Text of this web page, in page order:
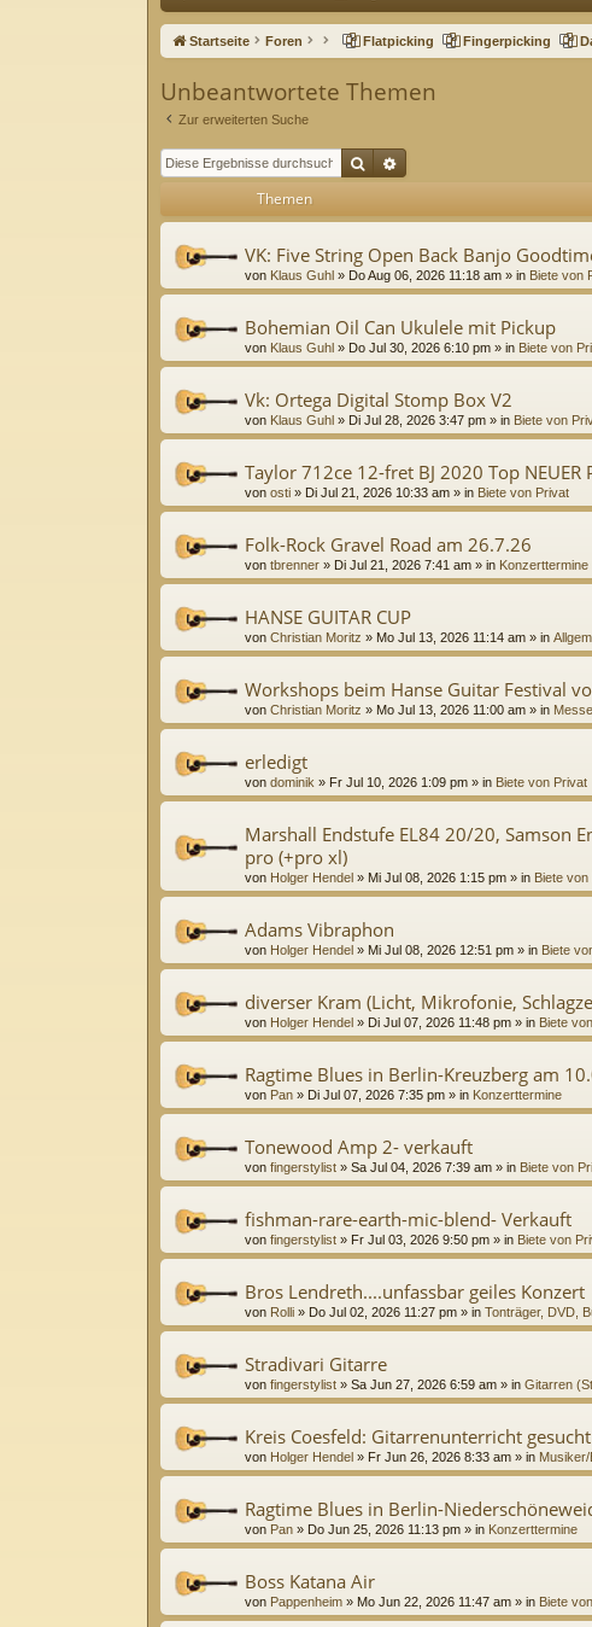
ne
ug
Startseite Foren Flatpicking Fingerpicking
Unbeantwortete Themen
Zur erweiterten Suche
SucheErweiterte Suche
Themen
VK: Five String Open Back Banjo
von Klaus Guhl » Do Aug 06, 2026 11:18 am » in Biete von
Bohemian Oil Can Ukulele mit Pickup
von Klaus Guhl » Do Jul 30, 2026 6:10 pm » in Biete von
Vk: Ortega Digital Stomp Box V2
von Klaus Guhl » Di Jul 28, 2026 3:47 pm » in Biete von
Taylor 712ce 12-fret BJ 2020 Top NEUER
von osti » Di Jul 21, 2026 10:33 am » in Biete von Privat
Folk-Rock Gravel Road am 26.7.26
von tbrenner » Di Jul 21, 2026 7:41 am » in Konzerttermine
HANSE GUITAR CUP
von Christian Moritz » Mo Jul 13, 2026 11:14 am » in
Workshops beim Hanse Guitar Festival
von Christian Moritz » Mo Jul 13, 2026 11:00 am » in
erledigt
von dominik » Fr Jul 10, 2026 1:09 pm » in Biete von Privat
Marshall Endstufe EL84 20/20, Samson
pro (+pro xl)
von Holger Hendel » Mi Jul 08, 2026 1:15 pm » in Biete von
Adams Vibraphon
von Holger Hendel » Mi Jul 08, 2026 12:51 pm » in Biete
diverser Kram (Licht, Mikrofonie,
von Holger Hendel » Di Jul 07, 2026 11:48 pm » in Biete
Ragtime Blues in Berlin-Kreuzberg am
von Pan » Di Jul 07, 2026 7:35 pm » in Konzerttermine
Tonewood Amp 2- verkauft
von fingerstylist » Sa Jul 04, 2026 7:39 am » in Biete von
fishman-rare-earth-mic-blend- Verkauft
von fingerstylist » Fr Jul 03, 2026 9:50 pm » in Biete von
Bros Lendreth....unfassbar geiles Konzert
von Rolli » Do Jul 02, 2026 11:27 pm » in Tonträger, DVD,
Stradivari Gitarre
von fingerstylist » Sa Jun 27, 2026 6:59 am » in Gitarren
Kreis Coesfeld: Gitarrenunterricht gesucht
von Holger Hendel » Fr Jun 26, 2026 8:33 am » in
Ragtime Blues in Berlin-
von Pan » Do Jun 25, 2026 11:13 pm » in Konzerttermine
Boss Katana Air
von Pappenheim » Mo Jun 22, 2026 11:47 am » in Biete